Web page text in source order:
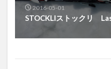
2016-05-01
STOCKLIストックリ